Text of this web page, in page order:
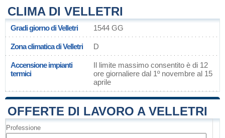
CLIMA DI VELLETRI
Gradi giorno di Velletri 1544 GG
Zona climatica di Velletri D
Accensione impianti
termici
Il limite massimo consentito è di 12
ore giornaliere dal 1º novembre al 15
aprile
OFFERTE DI LAVORO A VELLETRI
Professione